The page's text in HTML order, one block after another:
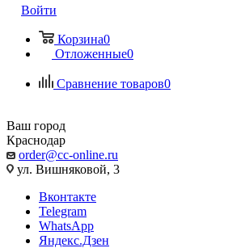
Войти
Корзина0
Отложенные0
Сравнение товаров0
Ваш город
Краснодар
order@cc-online.ru
ул. Вишняковой, 3
Вконтакте
Telegram
WhatsApp
Яндекс.Дзен